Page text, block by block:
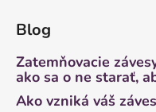
Blog
Zatemňovacie
ako sa o ne starať,
Ako vzniká váš